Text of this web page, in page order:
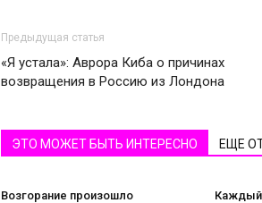
Предыдущая статья
«Я устала»: Аврора Киба о причинах
возвращения в Россию из Лондона
ЭТО МОЖЕТ БЫТЬ ИНТЕРЕСНО ЕЩЕ
Возгорание произошло
Каждый